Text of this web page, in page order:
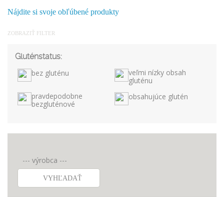
Nájdite si svoje obľúbené produkty
ZOBRAZIŤ FILTER
Gluténstatus:
bez gluténu
veľmi nízky obsah
gluténu
pravdepodobne
bezgluténové
obsahujúce glutén
--- výrobca ---
VYHĽADAŤ